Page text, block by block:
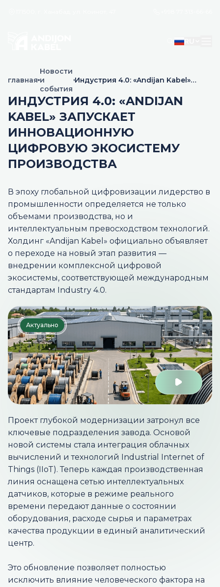
главная
Новости
и
события
Индустрия 4.0: «Andijan Kabel»
цифровую экосистему
производства
ИНДУСТРИЯ 4.0: «ANDIJAN
KABEL» ЗАПУСКАЕТ
ИННОВАЦИОННУЮ
ЦИФРОВУЮ ЭКОСИСТЕМУ
ПРОИЗВОДСТВА
В эпоху глобальной цифровизации лидерство в
промышленности определяется не только
объемами производства, но и
интеллектуальным превосходством технологий.
Холдинг «Andijan Kabel» официально объявляет
о переходе на новый этап развития —
внедрении комплексной цифровой
экосистемы, соответствующей международным
стандартам Industry 4.0.
Актуально
Проект глубокой модернизации затронул все
ключевые подразделения завода. Основой
новой системы стала интеграция облачных
вычислений и технологий Industrial Internet of
Things (IIoT). Теперь каждая производственная
линия оснащена сетью интеллектуальных
датчиков, которые в режиме реального
времени передают данные о состоянии
оборудования, расходе сырья и параметрах
качества продукции в единый аналитический
центр.
Это обновление позволяет полностью
исключить влияние человеческого фактора на